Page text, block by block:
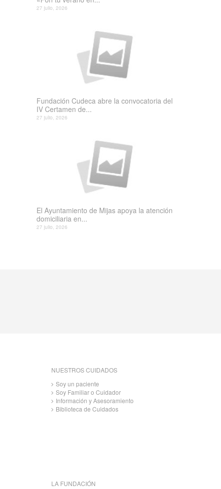
27 julio, 2026
Fundación Cudeca abre la convocatoria del
IV Certamen de...
27 julio, 2026
El Ayuntamiento de Mijas apoya la atención
domiciliaria en...
27 julio, 2026
NUESTROS CUIDADOS
Soy un paciente
Soy Familiar o Cuidador
Información y Asesoramiento
Biblioteca de Cuidados
LA FUNDACIÓN